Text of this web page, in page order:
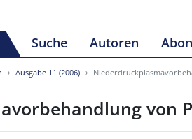
Suche Autoren
Ausgabe 11 (2006)
von